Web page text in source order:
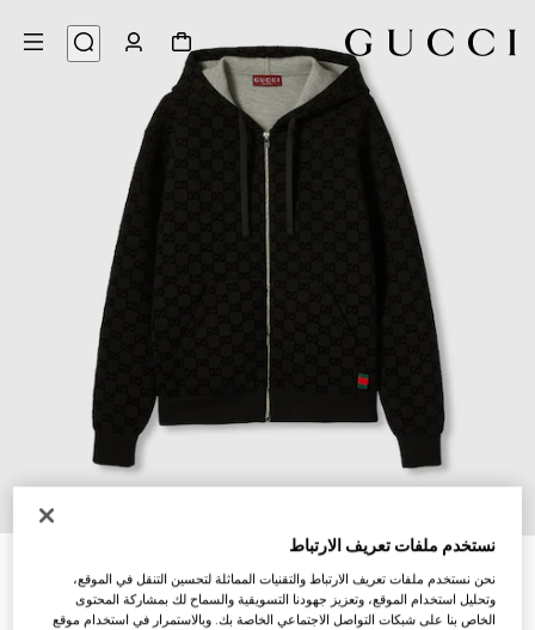
سويت شيرت مزوّد بسحّاب من الجيرسي مزيّن بطبعات
AED 7,200
نستخدم ملفات تعريف الارتباط
نحن نستخدم ملفات تعريف الارتباط والتقنيات المماثلة لتحسين التنقل في الموقع،
وتحليل استخدام الموقع، وتعزيز جهودنا التسويقية والسماح لك بمشاركة المحتوى
الخاص بنا على شبكات التواصل الاجتماعي الخاصة بك. وبالاستمرار في استخدام موقع